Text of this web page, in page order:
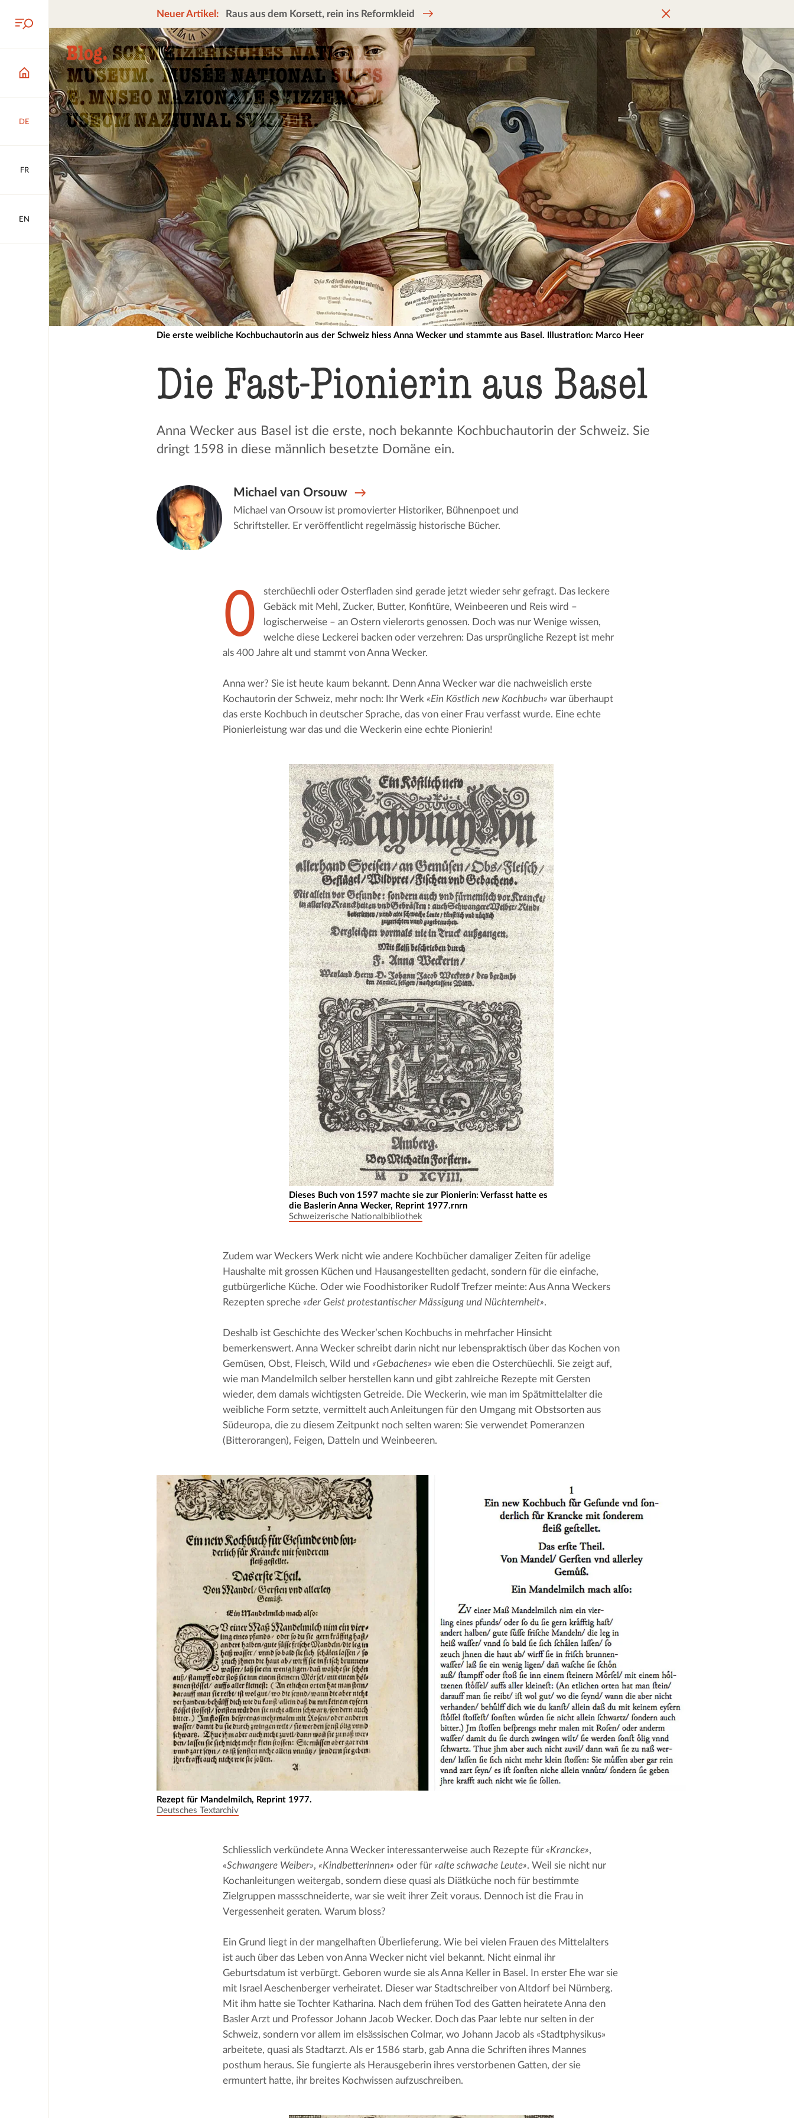
DE
FR
EN
Neuer Artikel: Raus aus dem Korsett, rein ins Reformkleid
Die erste weibliche Kochbuchautorin aus der Schweiz hiess Anna Wecker und stammte aus Basel. Illustration: Marco Heer
Die Fast-Pionierin aus Basel
Anna Wecker aus Basel ist die erste, noch bekannte Kochbuchautorin der Schweiz. Sie
dringt 1598 in diese männlich besetzte Domäne ein.
Michael van Orsouw
Michael van Orsouw ist promovierter Historiker, Bühnenpoet und
Schriftsteller. Er veröffentlicht regelmässig historische Bücher.
O
sterchüechli oder Osterfladen sind gerade jetzt wieder sehr gefragt. Das leckere
Gebäck mit Mehl, Zucker, Butter, Konfitüre, Weinbeeren und Reis wird –
logischerweise – an Ostern vielerorts genossen. Doch was nur Wenige wissen,
welche diese Leckerei backen oder verzehren: Das ursprüngliche Rezept ist mehr
als 400 Jahre alt und stammt von Anna Wecker.
Anna wer? Sie ist heute kaum bekannt. Denn Anna Wecker war die nachweislich erste
Kochautorin der Schweiz, mehr noch: Ihr Werk «Ein Köstlich new Kochbuch» war überhaupt
das erste Kochbuch in deutscher Sprache, das von einer Frau verfasst wurde. Eine echte
Pionierleistung war das und die Weckerin eine echte Pionierin!
Dieses Buch von 1597 machte sie zur Pionierin: Verfasst hatte es
die Baslerin Anna Wecker, Reprint 1977.rnrn
Schweizerische Nationalbibliothek
Zudem war Weckers Werk nicht wie andere Kochbücher damaliger Zeiten für adelige
Haushalte mit grossen Küchen und Hausangestellten gedacht, sondern für die einfache,
gutbürgerliche Küche. Oder wie Foodhistoriker Rudolf Trefzer meinte: Aus Anna Weckers
Rezepten spreche «der Geist protestantischer Mässigung und Nüchternheit».
Deshalb ist Geschichte des Wecker’schen Kochbuchs in mehrfacher Hinsicht
bemerkenswert. Anna Wecker schreibt darin nicht nur lebenspraktisch über das Kochen von
Gemüsen, Obst, Fleisch, Wild und «Gebachenes» wie eben die Osterchüechli. Sie zeigt auf,
wie man Mandelmilch selber herstellen kann und gibt zahlreiche Rezepte mit Gersten
wieder, dem damals wichtigsten Getreide. Die Weckerin, wie man im Spätmittelalter die
weibliche Form setzte, vermittelt auch Anleitungen für den Umgang mit Obstsorten aus
Südeuropa, die zu diesem Zeitpunkt noch selten waren: Sie verwendet Pomeranzen
(Bitterorangen), Feigen, Datteln und Weinbeeren.
Rezept für Mandelmilch, Reprint 1977.
Deutsches Textarchiv
Schliesslich verkündete Anna Wecker interessanterweise auch Rezepte für «Krancke»
«Schwangere Weiber», «Kindbetterinnen» oder für «alte schwache Leute». Weil sie nicht nur
Kochanleitungen weitergab, sondern diese quasi als Diätküche noch für bestimmte
Zielgruppen massschneiderte, war sie weit ihrer Zeit voraus. Dennoch ist die Frau in
Vergessenheit geraten. Warum bloss?
Ein Grund liegt in der mangelhaften Überlieferung. Wie bei vielen Frauen des Mittelalters
ist auch über das Leben von Anna Wecker nicht viel bekannt. Nicht einmal ihr
Geburtsdatum ist verbürgt. Geboren wurde sie als Anna Keller in Basel. In erster Ehe war sie
mit Israel Aeschenberger verheiratet. Dieser war Stadtschreiber von Altdorf bei Nürnberg.
Mit ihm hatte sie Tochter Katharina. Nach dem frühen Tod des Gatten heiratete Anna den
Basler Arzt und Professor Johann Jacob Wecker. Doch das Paar lebte nur selten in der
Schweiz, sondern vor allem im elsässischen Colmar, wo Johann Jacob als «Stadtphysikus»
arbeitete, quasi als Stadtarzt. Als er 1586 starb, gab Anna die Schriften ihres Mannes
posthum heraus. Sie fungierte als Herausgeberin ihres verstorbenen Gatten, der sie
ermuntert hatte, ihr breites Kochwissen aufzuschreiben.